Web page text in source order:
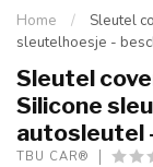
Home /
Sleutel
sleutelhoesje -
Sleutel
Silicone
autosleutel
TBU CAR®